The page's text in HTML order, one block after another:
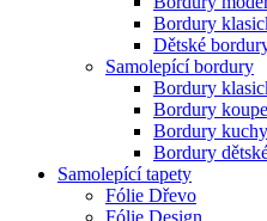
Bordury
Dětské
Samolepící bordury
Bordury
Bordury
Bordury
Bordury
Samolepící tapety
Fólie Dřevo
Fólie Design